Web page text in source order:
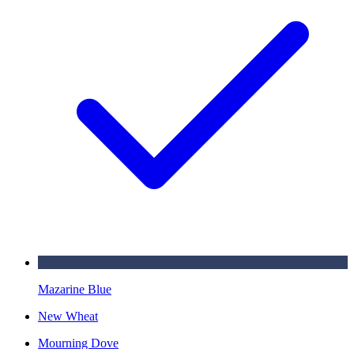
Mazarine Blue
New Wheat
Mourning Dove